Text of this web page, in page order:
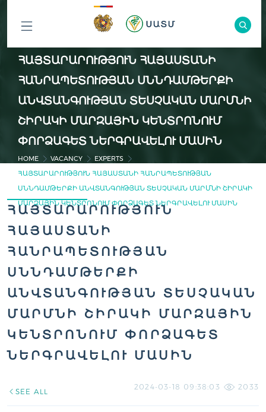
ԲՈԼՈՐ
ԲԱԺԻՆՆԵՐԸ
ՀԱՅՏԱՐԱՐՈՒԹՅՈՒՆ ՀԱՅԱՍՏԱՆԻ
ՀԱՆՐԱՊԵՏՈՒԹՅԱՆ ՍՆՆԴԱՄԹԵՐՔԻ
ԱՆՎՏԱՆԳՈՒԹՅԱՆ ՏԵՍՉԱԿԱՆ ՄԱՐՄՆԻ
ՇԻՐԱԿԻ ՄԱՐԶԱՅԻՆ ԿԵՆՏՐՈՆՈՒՄ
ՓՈՐՁԱԳԵՏ ՆԵՐԳՐԱՎԵԼՈՒ ՄԱՍԻՆ
HOME VACANCY
EXPERTS
ՀԱՅՏԱՐԱՐՈՒԹՅՈՒՆ ՀԱՅԱՍՏԱՆԻ ՀԱՆՐԱՊԵՏՈՒԹՅԱՆ
ՍՆՆԴԱՄԹԵՐՔԻ ԱՆՎՏԱՆԳՈՒԹՅԱՆ ՏԵՍՉԱԿԱՆ ՄԱՐՄՆԻ ՇԻՐԱԿԻ
ՄԱՐԶԱՅԻՆ ԿԵՆՏՐՈՆՈՒՄ ՓՈՐՁԱԳԵՏ ՆԵՐԳՐԱՎԵԼՈՒ ՄԱՍԻՆ
ՀԱՅՏԱՐԱՐՈՒԹՅՈՒՆ
ՀԱՅԱՍՏԱՆԻ
ՀԱՆՐԱՊԵՏՈՒԹՅԱՆ
ՍՆՆԴԱՄԹԵՐՔԻ
ԱՆՎՏԱՆԳՈՒԹՅԱՆ ՏԵՍՉԱԿԱՆ
ՄԱՐՄՆԻ ՇԻՐԱԿԻ ՄԱՐԶԱՅԻՆ
ԿԵՆՏՐՈՆՈՒՄ ՓՈՐՁԱԳԵՏ
ՆԵՐԳՐԱՎԵԼՈՒ ՄԱՍԻՆ
SEE ALL
2024-03-18 09:38:03 2033